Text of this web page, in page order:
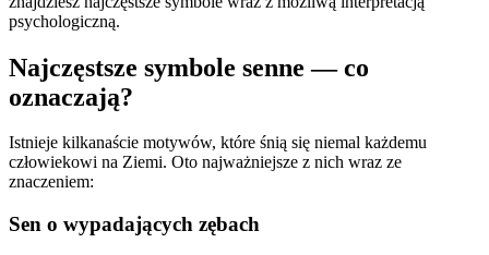
psychologiczną.
Najczęstsze symbole senne — co
oznaczają?
Istnieje kilkanaście motywów, które śnią się niemal każdemu
człowiekowi na Ziemi. Oto najważniejsze z nich wraz ze
znaczeniem:
Sen o wypadających zębach